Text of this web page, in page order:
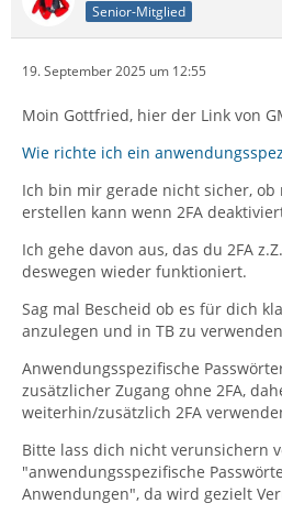
Senior-Mitglied
19. September 2025 um 12:55
Moin Gottfried, hier der Link von
Wie richte ich ein
Ich bin mir gerade nicht sicher, ob
erstellen kann wenn 2FA
Ich gehe davon aus, das du 2FA
deswegen wieder funktioniert.
Sag mal Bescheid ob es für dich
anzulegen und in TB zu
Anwendungsspezifische
zusätzlicher Zugang ohne 2FA,
weiterhin/zusätzlich 2FA
Bitte lass dich nicht verunsichern
"anwendungsspezifische
Anwendungen", da wird gezielt